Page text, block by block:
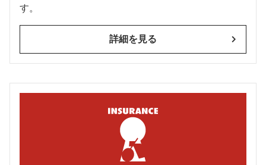
す。
詳細を見る